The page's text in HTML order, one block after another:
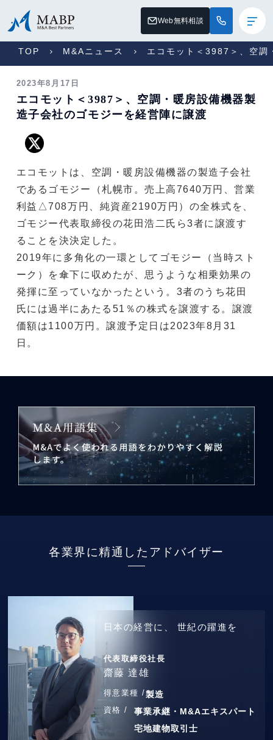
Web無料相談
TOP M&Aニュース エコモット＜3987＞、空調
2023年8月17日
エコモット＜3987＞、空調・暖房設備機器製
造子会社のゴモジーを経営陣に譲渡
エコモットは、空調・暖房設備機器の製造子会社
であるゴモジー（札幌市。売上高7640万円、営業
利益△708万円、純資産2190万円）の全株式を、
ゴモジー代表取締役の花田浩二氏ら3者に譲渡す
ることを決決定した。
2019年に多角化の一環としてゴモジー（当時スト
ーク）を傘下に収めたが、思うような相乗効果の
発揮に至っていなかったという。3者のうち花田
氏には過半にあたる51％の株式を譲渡する。譲渡
価額は1100万円。譲渡予定日は2023年8月31
日。
各業界に精通したアドバイザー
日本の経営に、 世紀の躍進を
代表取締役社長
齋藤 達雄
得意業種 /製造
資格 /
事業承継・M&Aエキスパート
宅地建物取引士